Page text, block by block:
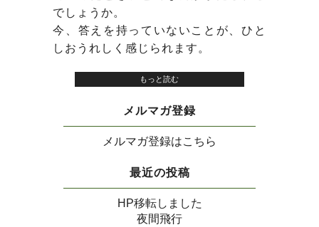
でしょうか。
今、答えを持っていないことが、ひと
しおうれしく感じられます。
もっと読む
メルマガ登録
メルマガ登録はこちら
最近の投稿
HP移転しました
夜間飛行